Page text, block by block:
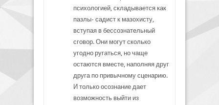
психологией, складывается как
пазлы- садист к мазохисту,
вступая в бессознательный
сговор. Они могут сколько
угодно ругаться, но чаще
остаются вместе, наполняя друг
друга по привычному сценарию.
И только осознание дает
возможность выйти из